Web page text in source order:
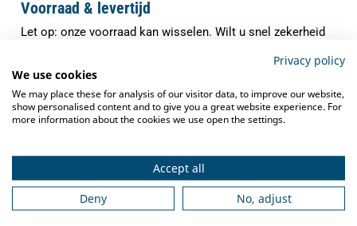
Voorraad & levertijd
Let op: onze voorraad kan wisselen. Wilt u snel zekerheid
op. Onze specialisten controleren direct de actuele
u aan toe bent.
✓ Gratis verzendingvanaf €250,-
✓ Deskundig adviesvan grootkeukenspecialisten
Privacy policy
We use cookies
We may place these for analysis of our visitor data, to improve our website,
show personalised content and to give you a great website experience. For
more information about the cookies we use open the settings.
Accept all
Deny
No, adjust